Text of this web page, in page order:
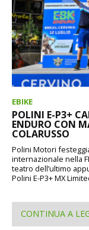
EBIKE
POLINI E-P3+
ENDURO CON
COLARUSSO
Polini Motori
internazionale nella
teatro dell’ultimo
Polini E-P3+ MX
CONTINUA A